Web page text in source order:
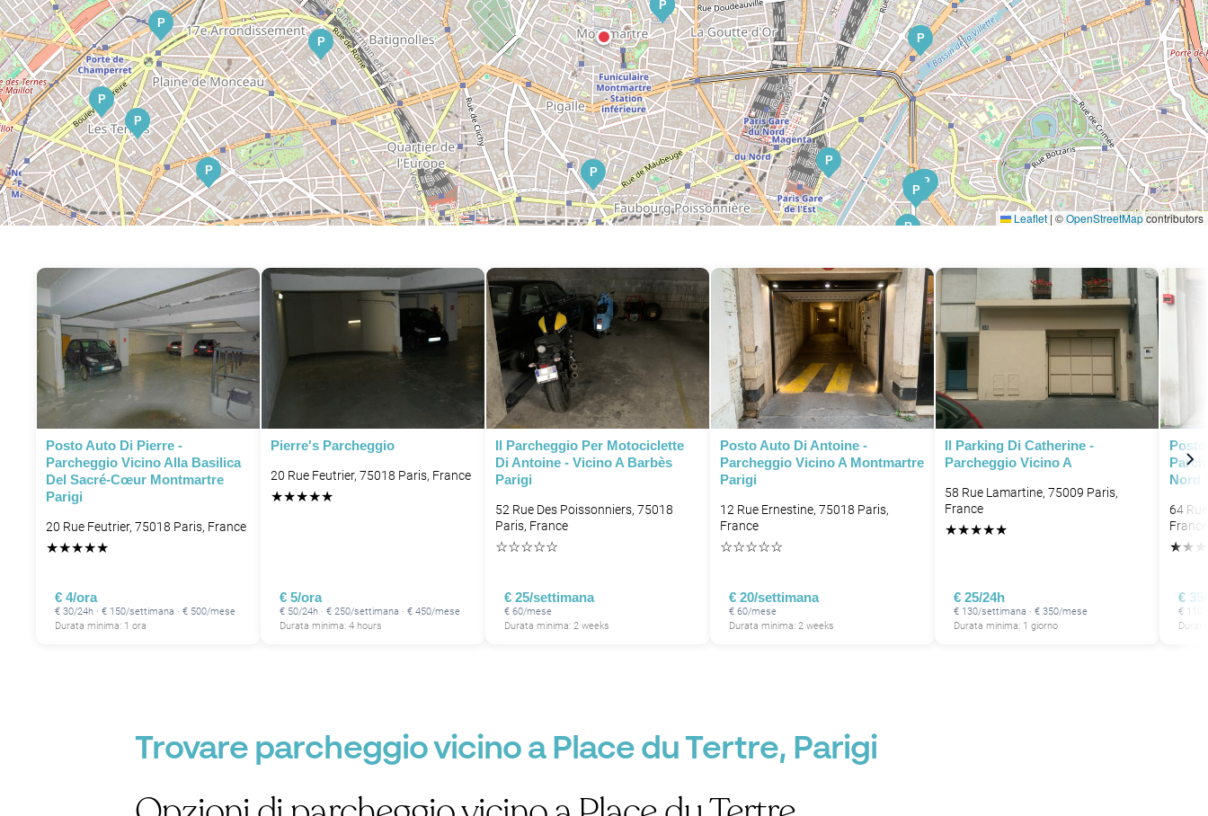
P
P
P
P
P
P
P
P
P
P
P
PPP
P
P P
P
P
P
P
P
P
P
P
P
P
P
P
Leaflet | ©OpenStreetMapcontributors
Posto Auto Di Pierre -
Parcheggio Vicino Alla Basilica
Del Sacré-Cœur Montmartre
Parigi
20 Rue Feutrier, 75018 Paris, France
★★★★★
€ 4/ora
€ 30/24h · € 150/settimana · € 500/mese
Durata minima: 1 ora
Pierre's Parcheggio
20 Rue Feutrier, 75018 Paris, France
★★★★★
€ 5/ora
€ 50/24h · € 250/settimana · € 450/mese
Durata minima: 4 hours
Il Parcheggio Per Motociclette
Di Antoine - Vicino A Barbès
Parigi
52 Rue Des Poissonniers, 75018
Paris, France
☆☆☆☆☆
€ 25/settimana
€ 60/mese
Durata minima: 2 weeks
Posto Auto Di Antoine -
Parcheggio Vicino A Montmartre
Parigi
12 Rue Ernestine, 75018 Paris,
France
☆☆☆☆☆
€ 20/settimana
€ 60/mese
Durata minima: 2 weeks
Il Parking Di Catherine -
Parcheggio Vicino A
58 Rue Lamartine, 75009 Paris,
France
★★★★★
€ 25/24h
€ 130/settimana · € 350/mese
Durata minima: 1 giorno
Nord
64
France
★★ ★
€
€
Trovare parcheggio vicino a Place du Tertre, Parigi